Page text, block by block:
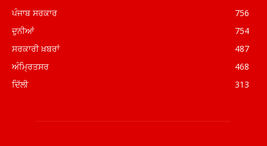
ਪੰਜਾਬ ਸਰਕਾਰ
756
ਦੁਨੀਆਂ
754
ਸਰਕਾਰੀ ਖ਼ਬਰਾਂ
487
ਅੰਮ੍ਰਿਤਸਰ
468
ਦਿੱਲੀ
313